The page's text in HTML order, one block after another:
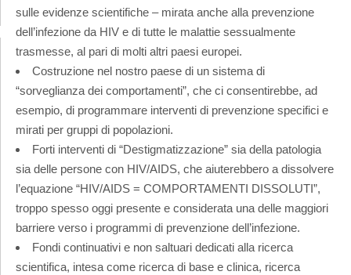
sulle evidenze scientifiche – mirata anche alla prevenzione
dell’infezione da HIV e di tutte le malattie sessualmente
trasmesse, al pari di molti altri paesi europei.
Costruzione nel nostro paese di un sistema di
“sorveglianza dei comportamenti”, che ci consentirebbe, ad
esempio, di programmare interventi di prevenzione specifici e
mirati per gruppi di popolazioni.
Forti interventi di “Destigmatizzazione” sia della patologia
sia delle persone con HIV/AIDS, che aiuterebbero a dissolvere
l’equazione “HIV/AIDS = COMPORTAMENTI DISSOLUTI”,
troppo spesso oggi presente e considerata una delle maggiori
barriere verso i programmi di prevenzione dell’infezione.
Fondi continuativi e non saltuari dedicati alla ricerca
scientifica, intesa come ricerca di base e clinica, ricerca